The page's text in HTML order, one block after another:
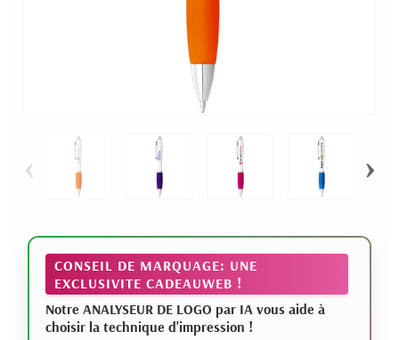
‹ ›
CONSEIL DE MARQUAGE: UNE
EXCLUSIVITE CADEAUWEB !
Notre ANALYSEUR DE LOGO par IA vous aide à
choisir la technique d'impression !